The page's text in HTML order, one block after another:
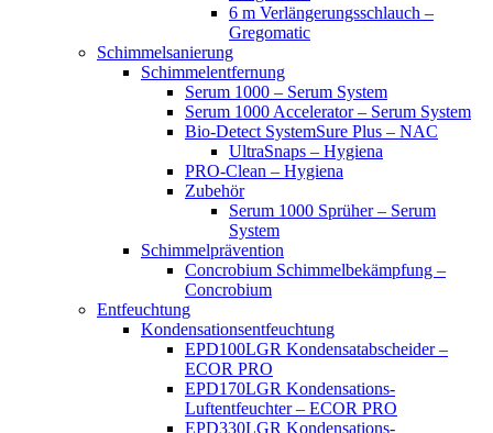
6 m Verlängerungsschlauch –
Gregomatic
Schimmelsanierung
Schimmelentfernung
Serum 1000 – Serum System
Serum 1000 Accelerator – Serum System
Bio-Detect SystemSure Plus – NAC
UltraSnaps – Hygiena
PRO-Clean – Hygiena
Zubehör
Serum 1000 Sprüher – Serum
System
Schimmelprävention
Concrobium Schimmelbekämpfung –
Concrobium
Entfeuchtung
Kondensationsentfeuchtung
EPD100LGR Kondensatabscheider –
ECOR PRO
EPD170LGR Kondensations-
Luftentfeuchter – ECOR PRO
EPD330LGR Kondensations-